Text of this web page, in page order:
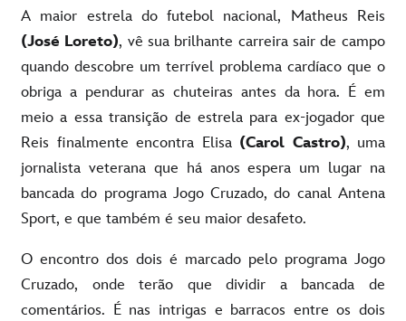
A maior estrela do futebol nacional, Matheus Reis
(José Loreto), vê sua brilhante carreira sair de campo
quando descobre um terrível problema cardíaco que o
obriga a pendurar as chuteiras antes da hora. É em
meio a essa transição de estrela para ex-jogador que
Reis finalmente encontra Elisa (Carol Castro), uma
jornalista veterana que há anos espera um lugar na
bancada do programa Jogo Cruzado, do canal Antena
Sport, e que também é seu maior desafeto.
O encontro dos dois é marcado pelo programa Jogo
Cruzado, onde terão que dividir a bancada de
comentários. É nas intrigas e barracos entre os dois